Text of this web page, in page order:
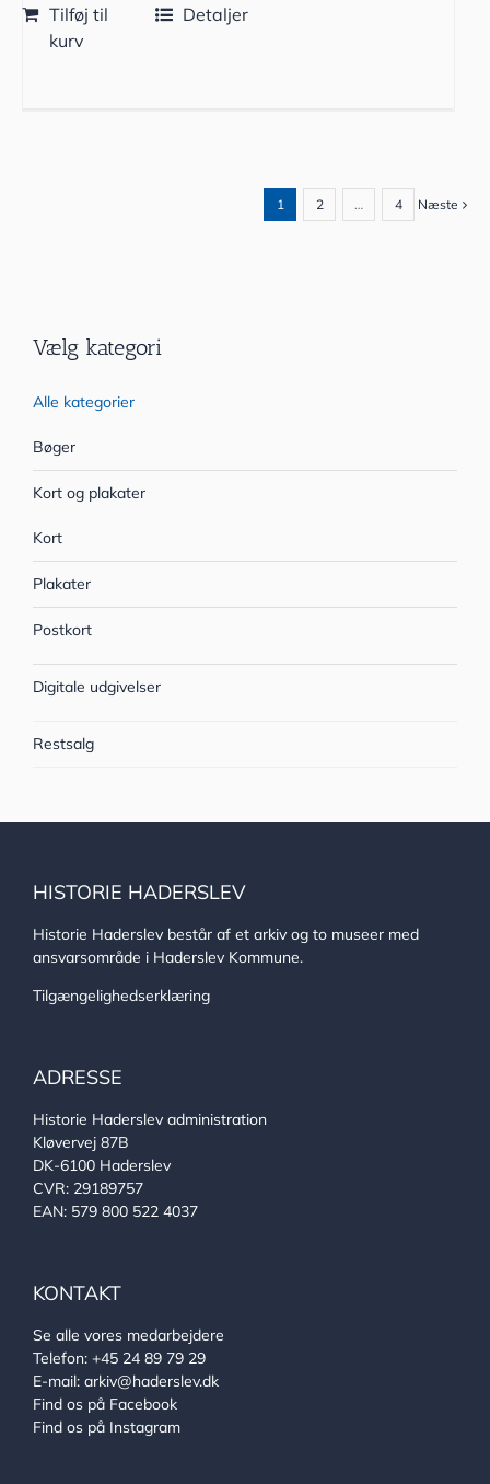
Tilføj til
kurv
Detaljer
1 2 … 4 Næste
Vælg kategori
Alle kategorier
Bøger
Kort og plakater
Kort
Plakater
Postkort
Digitale udgivelser
Restsalg
HISTORIE HADERSLEV
Historie Haderslev består af et arkiv og to museer med
ansvarsområde i Haderslev Kommune.
Tilgængelighedserklæring
ADRESSE
Historie Haderslev administration
Kløvervej 87B
DK-6100 Haderslev
CVR: 29189757
EAN: 579 800 522 4037
KONTAKT
Se alle vores medarbejdere
Telefon: +45 24 89 79 29
E-mail: arkiv@haderslev.dk
Find os på Facebook
Find os på Instagram